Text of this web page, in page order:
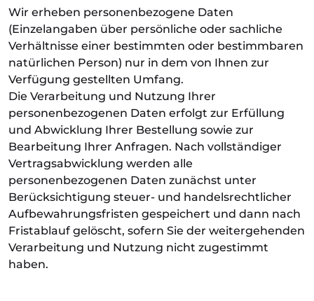
Wir erheben personenbezogene Daten
(Einzelangaben über persönliche oder sachliche
Verhältnisse einer bestimmten oder bestimmbaren
natürlichen Person) nur in dem von Ihnen zur
Verfügung gestellten Umfang.
Die Verarbeitung und Nutzung Ihrer
personenbezogenen Daten erfolgt zur Erfüllung
und Abwicklung Ihrer Bestellung sowie zur
Bearbeitung Ihrer Anfragen. Nach vollständiger
Vertragsabwicklung werden alle
personenbezogenen Daten zunächst unter
Berücksichtigung steuer- und handelsrechtlicher
Aufbewahrungsfristen gespeichert und dann nach
Fristablauf gelöscht, sofern Sie der weitergehenden
Verarbeitung und Nutzung nicht zugestimmt
haben.